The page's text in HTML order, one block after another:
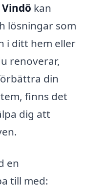
kan
lösningar som
i ditt hem eller
renoverar,
din
finns det
dig att
en
till med: